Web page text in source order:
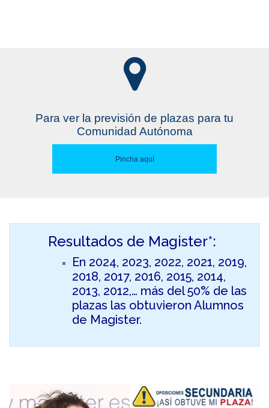
Para ver la previsión de plazas para tu
Comunidad Autónoma
Pincha aquí
Resultados de Magister*:
En 2024, 2023, 2022, 2021, 2019,
2018, 2017, 2016, 2015, 2014,
2013, 2012,… más del 50% de las
plazas las obtuvieron Alumnos
de Magister.